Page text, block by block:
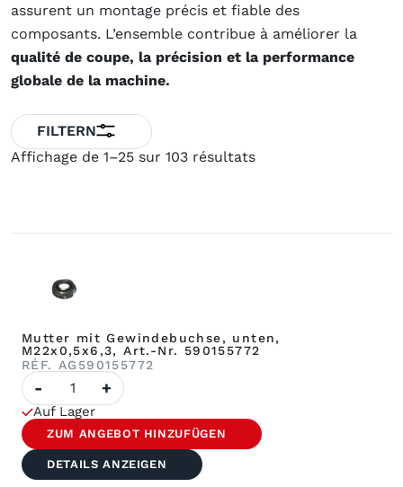
assurent un montage précis et fiable des
composants. L’ensemble contribue à améliorer la
qualité de coupe, la précision et la performance
globale de la machine.
FILTERN
Affichage de 1–25 sur 103 résultats
Mutter mit Gewindebuchse, unten,
M22x0,5x6,3, Art.-Nr. 590155772
RÉF. AG590155772
Anzahl
von
AGIE-
Unterlegmuttern
M22x0,5x6,3,
Art.-
Nr.
590155772
- +
Auf Lager
ZUM ANGEBOT HINZUFÜGEN
DETAILS ANZEIGEN